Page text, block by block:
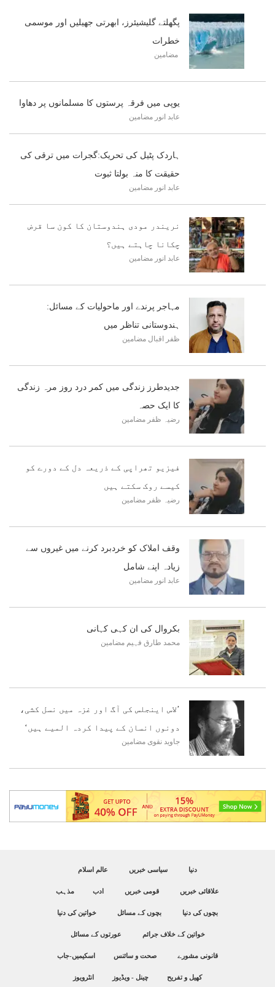
پگھلتے گلیشیئرز، ابھرتی جھیلیں اور موسمی
خطرات
مضامین
یوپی میں فرقہ پرستوں کا مسلمانوں پر دھاوا
عابد انور مضامین
ہاردک پٹیل کی تحریک:گجرات میں ترقی کی
حقیقت کا منہ بولتا ثبوت
عابد انور مضامین
نریندر مودی ہندوستان کا کون سا قرض
چکانا چاہتے ہیں؟
عابد انور مضامین
مہاجر پرندے اور ماحولیات کے مسائل:
ہندوستانی تناظر میں
ظفر اقبال مضامین
جدیدطرز زندگی میں کمر درد روز مرہ زندگی
کا ایک حصہ
رضیہ ظفر مضامین
فیزیو تھراپی کے ذریعہ دل کے دورے کو
کیسے روک سکتے ہیں
رضیہ ظفر مضامین
وقف املاک کو خردبرد کرنے میں غیروں سے
زیادہ اپنے شامل
عابد انور مضامین
بکروال کی ان کہی کہانی
محمد طارق فہیم مضامین
’لاس اینجلس کی آگ اور غزہ میں نسل کشی،
دونوں انسان کے پیدا کردہ المیے ہیں‘
جاوید نقوی مضامین
دنیا سیاسی خبریں عالم اسلام
علاقائی خبریں قومی خبریں ادب مذہب
بچوں کی دنیا بچوں کے مسائل خواتین کی دنیا
خواتین کے خلاف جرائم عورتوں کے مسائل
قانونی مشورے صحت و سائنس اسکیمیں-جاب
کھیل و تفریح چینل - ویڈیوز انٹرویوز